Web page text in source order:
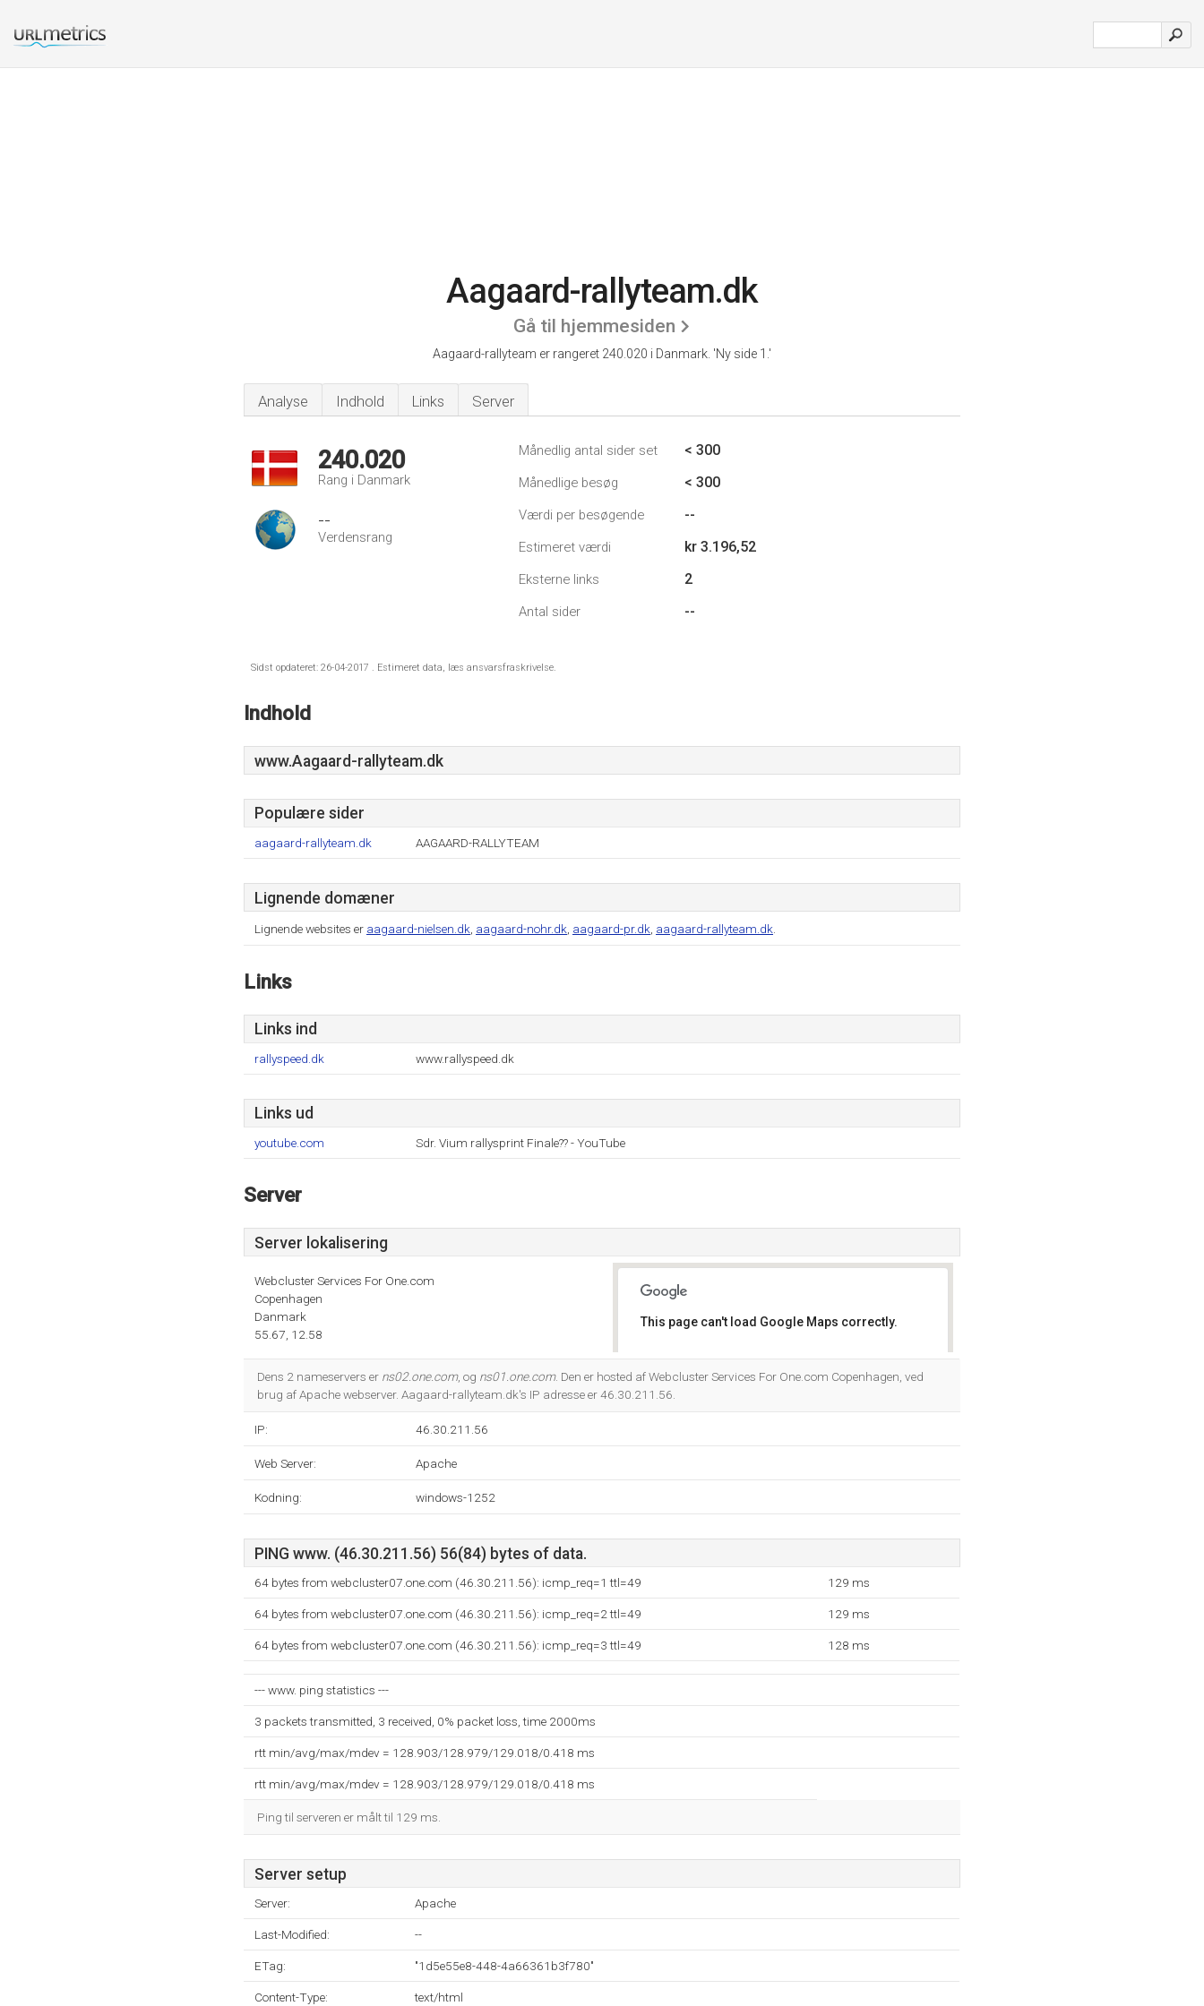
Aagaard-rallyteam.dk
Gå til hjemmesiden
Aagaard-rallyteam er rangeret 240.020 i Danmark. 'Ny side 1.'
Analyse Indhold Links Server
240.020
Rang i Danmark
--
Verdensrang
Månedlig antal sider set < 300
Månedlige besøg < 300
Værdi per besøgende --
Estimeret værdi kr 3.196,52
Eksterne links 2
Antal sider --
Sidst opdateret: 26-04-2017 . Estimeret data, læs ansvarsfraskrivelse.
Indhold
www.Aagaard-rallyteam.dk
Populære sider
aagaard-rallyteam.dk AAGAARD-RALLYTEAM
Lignende domæner
Lignende websites er aagaard-nielsen.dk aagaard-nohr.dk aagaard-pr.dk aagaard-rallyteam.dk
Links
Links ind
rallyspeed.dk www.rallyspeed.dk
Links ud
youtube.com Sdr. Vium rallysprint Finale?? - YouTube
Server
Server lokalisering
Webcluster Services For One.com
Copenhagen
Danmark
55.67, 12.58
This page can't load Google Maps correctly.
Dens 2 nameservers er ns02.one.com, og ns01.one.com. Den er hosted af Webcluster Services For One.com Copenhagen, ved
brug af Apache webserver. Aagaard-rallyteam.dk's IP adresse er 46.30.211.56.
IP: 46.30.211.56
Web Server: Apache
Kodning: windows-1252
PING www. (46.30.211.56) 56(84) bytes of data.
64 bytes from webcluster07.one.com (46.30.211.56): icmp_req=1 ttl=49 129 ms
64 bytes from webcluster07.one.com (46.30.211.56): icmp_req=2 ttl=49 129 ms
64 bytes from webcluster07.one.com (46.30.211.56): icmp_req=3 ttl=49 128 ms
--- www. ping statistics ---
3 packets transmitted, 3 received, 0% packet loss, time 2000ms
rtt min/avg/max/mdev = 128.903/128.979/129.018/0.418 ms
rtt min/avg/max/mdev = 128.903/128.979/129.018/0.418 ms
Ping til serveren er målt til 129 ms.
Server setup
Server: Apache
Last-Modified: --
ETag: "1d5e55e8-448-4a66361b3f780"
Content-Type: text/html